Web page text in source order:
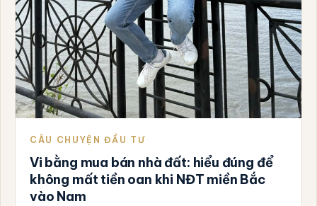
CÂU CHUYỆN ĐẦU TƯ
Vi bằng mua bán nhà đất: hiểu đúng để
không mất tiền oan khi NĐT miền Bắc
vào Nam